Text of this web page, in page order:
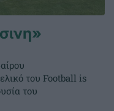
του Football is
του